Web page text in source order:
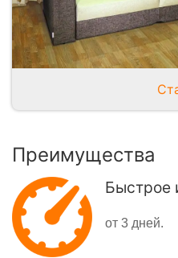
Преимущества
Быстрое
от 3 дней.